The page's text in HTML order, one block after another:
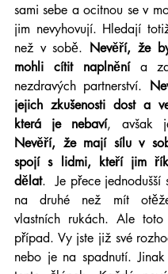
sami sebe a ocitnou se v
jim nevyhovují. Hledají
než v sobě. Nevěří, že
mohli cítit naplnění a
nezdravých partnerství.
jejich zkušenosti dost a
která je nebaví
Nevěří, že mají sílu v
spojí s lidmi, kteří jim
dělat.  Je přece jednodušší
na druhé než mít
vlastních rukách. Ale
případ. Vy jste již své
nebo je na spadnutí.